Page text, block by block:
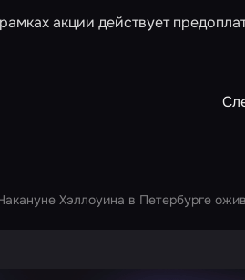
акции действует
Хэллоуина в Петербурге